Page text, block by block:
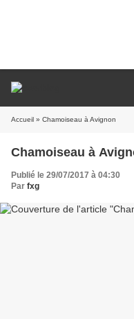
Accueil » Chamoiseau à Avignon
Chamoiseau à
Publié le 29/07/2017 à 04:30
Par fxg